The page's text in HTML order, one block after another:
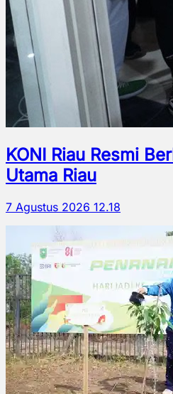
KONI Riau Resmi
Utama Riau
7 Agustus 2026 12.18